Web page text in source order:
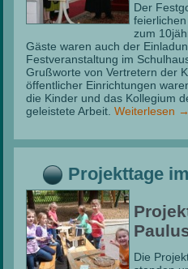
Der
zum
Gäste waren auch der
Festveranstaltung im
Grußworte von Vertretern der
öffentlicher Einrichtungen
die Kinder und das Kollegium
geleistete Arbeit.Weiterlesen →
Projekttage
Die